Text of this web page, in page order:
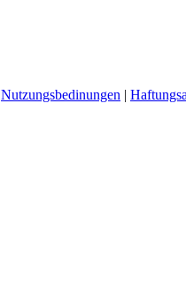
Nutzungsbedinungen |